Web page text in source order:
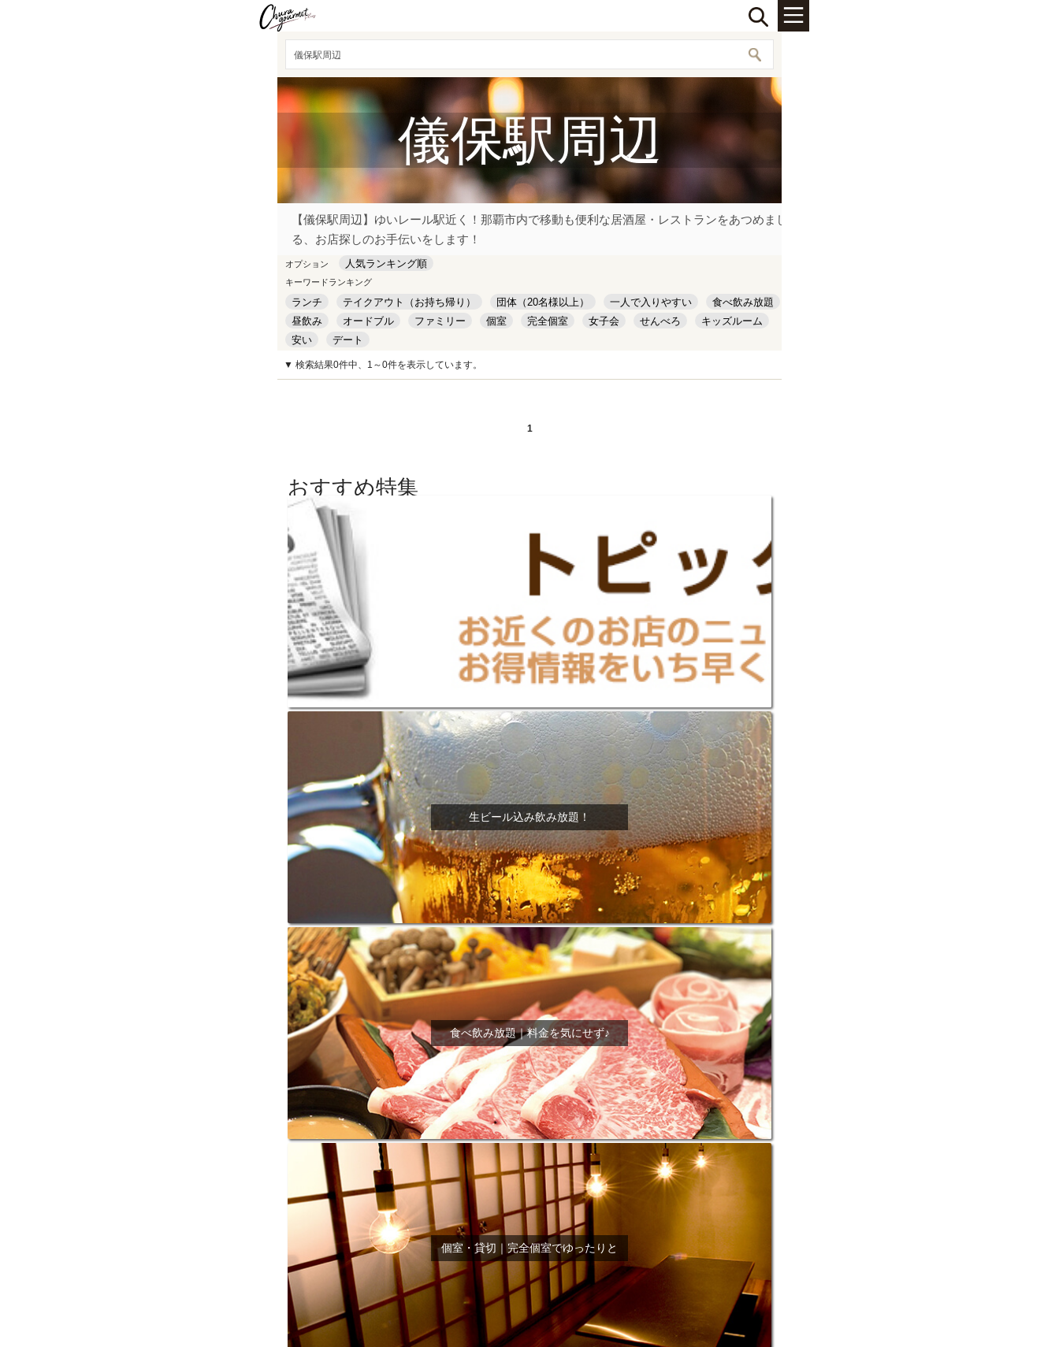
儀保駅周辺
儀保駅周辺
【儀保駅周辺】ゆいレール駅近く！那覇市内で移動も便利な居酒屋・レストランをあつめました。沖縄県でグルメ系フリーペーパーを発行して
る、お店探しのお手伝いをします！
オプション 人気ランキング順
キーワードランキング
ランチ テイクアウト（お持ち帰り） 団体（20名様以上） 一人で入りやすい
食べ飲み放題
昼飲み
オードブル ファミリー 個室 完全個室 女子会 せんべろ
キッズルーム
安い
デート
▼ 検索結果0件中、1～0件を表示しています。
1
おすすめ特集
生ビール込み飲み放題！
食べ飲み放題｜料金を気にせず♪
個室・貸切｜完全個室でゆったりと